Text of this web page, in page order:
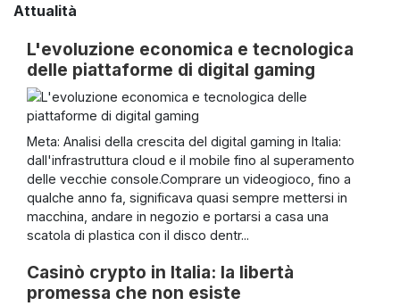
Attualità
L'evoluzione economica e tecnologica
delle piattaforme di digital gaming
Meta: Analisi della crescita del digital gaming in Italia:
dall'infrastruttura cloud e il mobile fino al superamento
delle vecchie console.Comprare un videogioco, fino a
qualche anno fa, significava quasi sempre mettersi in
macchina, andare in negozio e portarsi a casa una
scatola di plastica con il disco dentr...
Casinò crypto in Italia: la libertà
promessa che non esiste